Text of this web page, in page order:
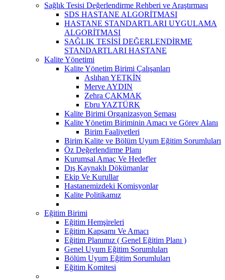
Sağlık Tesisi Değerlendirme Rehberi ve Araştırması
SDS HASTANE ALGORİTMASI
HASTANE STANDARTLARI UYGULAMA
ALGORİTMASI
SAĞLIK TESİSİ DEĞERLENDİRME
STANDARTLARI HASTANE
Kalite Yönetimi
Kalite Yönetim Birimi Çalışanları
Aslıhan YETKİN
Merve AYDIN
Zehra ÇAKMAK
Ebru YAZTÜRK
Kalite Birimi Organizasyon Şeması
Kalite Yönetim Biriminin Amacı ve Görev Alanı
Birim Faaliyetleri
Birim Kalite ve Bölüm Uyum Eğitim Sorumluları
Öz Değerlendirme Planı
Kurumsal Amaç Ve Hedefler
Dış Kaynaklı Dökümanlar
Ekip Ve Kurullar
Hastanemizdeki Komisyonlar
Kalite Politikamız
Eğitim Birimi
Eğitim Hemşireleri
Eğitim Kapsamı Ve Amacı
Eğitim Planımız ( Genel Eğitim Planı )
Genel Uyum Eğitim Sorumluları
Bölüm Uyum Eğitim Sorumluları
Eğitim Komitesi